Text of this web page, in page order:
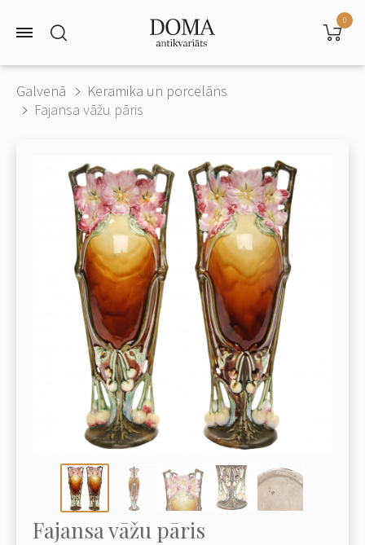
0
Galvenā
Keramika un porcelāns
Fajansa vāžu pāris
Fajansa vāžu pāris